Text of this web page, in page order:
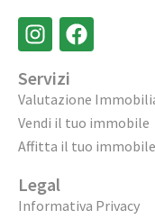
Servizi
Valutazione
Vendi il tuo immobile
Affitta il tuo immobile
Legal
Informativa Privacy